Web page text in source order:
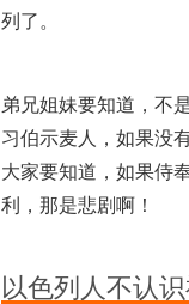
列了。
弟兄姐妹要知道，不
习伯示麦人，如果没
大家要知道，如果侍
利，那是悲剧啊！
以色列人不认